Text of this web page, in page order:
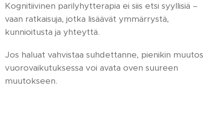
Kognitiivinen parilyhytterapia ei siis etsi syyllisiä –
vaan ratkaisuja, jotka lisäävät ymmärrystä,
kunnioitusta ja yhteyttä.
Jos haluat vahvistaa suhdettanne, pienikin muutos
vuorovaikutuksessa voi avata oven suureen
muutokseen.